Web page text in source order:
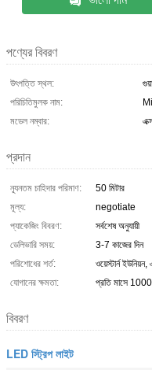
পণ্যের বিবরণ
উৎপত্তি স্থল:
পরিচিতিমুলক নাম:
মডেল নম্বার:
প্রদান
ন্যূনতম চাহিদার পরিমাণ:
50 মিটার
মূল্য:
negotiate
প্যাকেজিং বিবরণ:
সর্বশেষ অনুযায়ী
ডেলিভারি সময়:
3-7 কাজের দিন
পরিশোধের শর্ত:
ওয়েস্টার্ন
যোগানের ক্ষমতা:
প্রতি মাসে
বিবরণ
LED স্ট্রিপ লাইট